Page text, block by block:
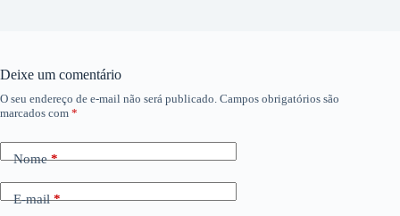
Deixe um comentário
O seu endereço de e-mail não será publicado. Campos obrigatórios são
marcados com *
Nome*
E-mail*